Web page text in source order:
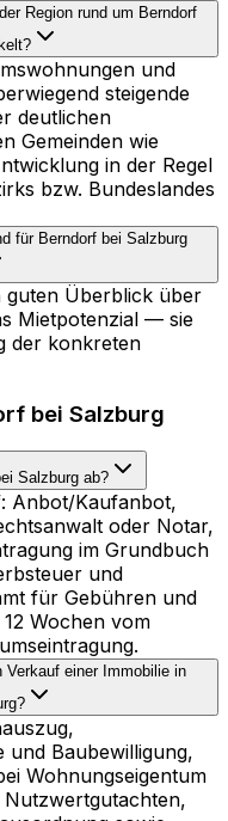
Region rund um Berndorf
und
steigende
deutlichen
Gemeinden wie
in der Regel
bzw. Bundeslandes
für Berndorf bei Salzburg
guten Überblick über
Mietpotenzial — sie
der konkreten
bei Salzburg
Salzburg ab?
Anbot/Kaufanbot,
oder Notar,
im Grundbuch
und
für Gebühren und
Wochen vom
Verkauf einer Immobilie in
und Baubewilligung,
Wohnungseigentum